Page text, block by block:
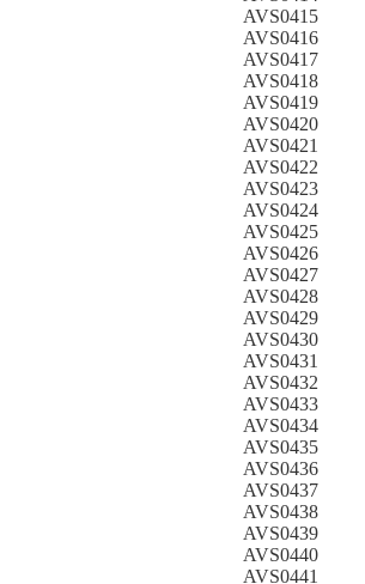
AVS0415
AVS0416
AVS0417
AVS0418
AVS0419
AVS0420
AVS0421
AVS0422
AVS0423
AVS0424
AVS0425
AVS0426
AVS0427
AVS0428
AVS0429
AVS0430
AVS0431
AVS0432
AVS0433
AVS0434
AVS0435
AVS0436
AVS0437
AVS0438
AVS0439
AVS0440
AVS0441